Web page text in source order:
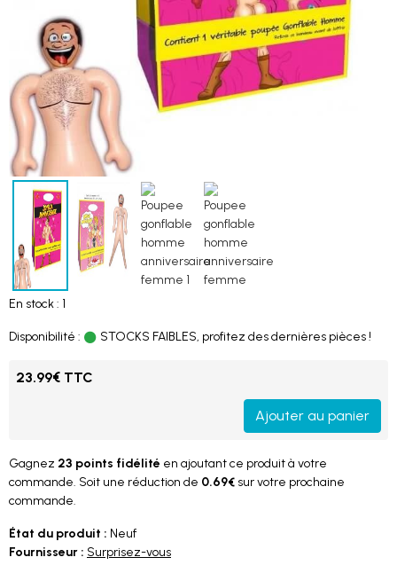
En stock : 1
Disponibilité : STOCKS FAIBLES, profitez des dernières pièces !
23.99€ TTC
Ajouter au panier
Gagnez 23 points fidélité en ajoutant ce produit à votre
commande. Soit une réduction de 0.69€ sur votre prochaine
commande.
État du produit : Neuf
Fournisseur : Surprisez-vous